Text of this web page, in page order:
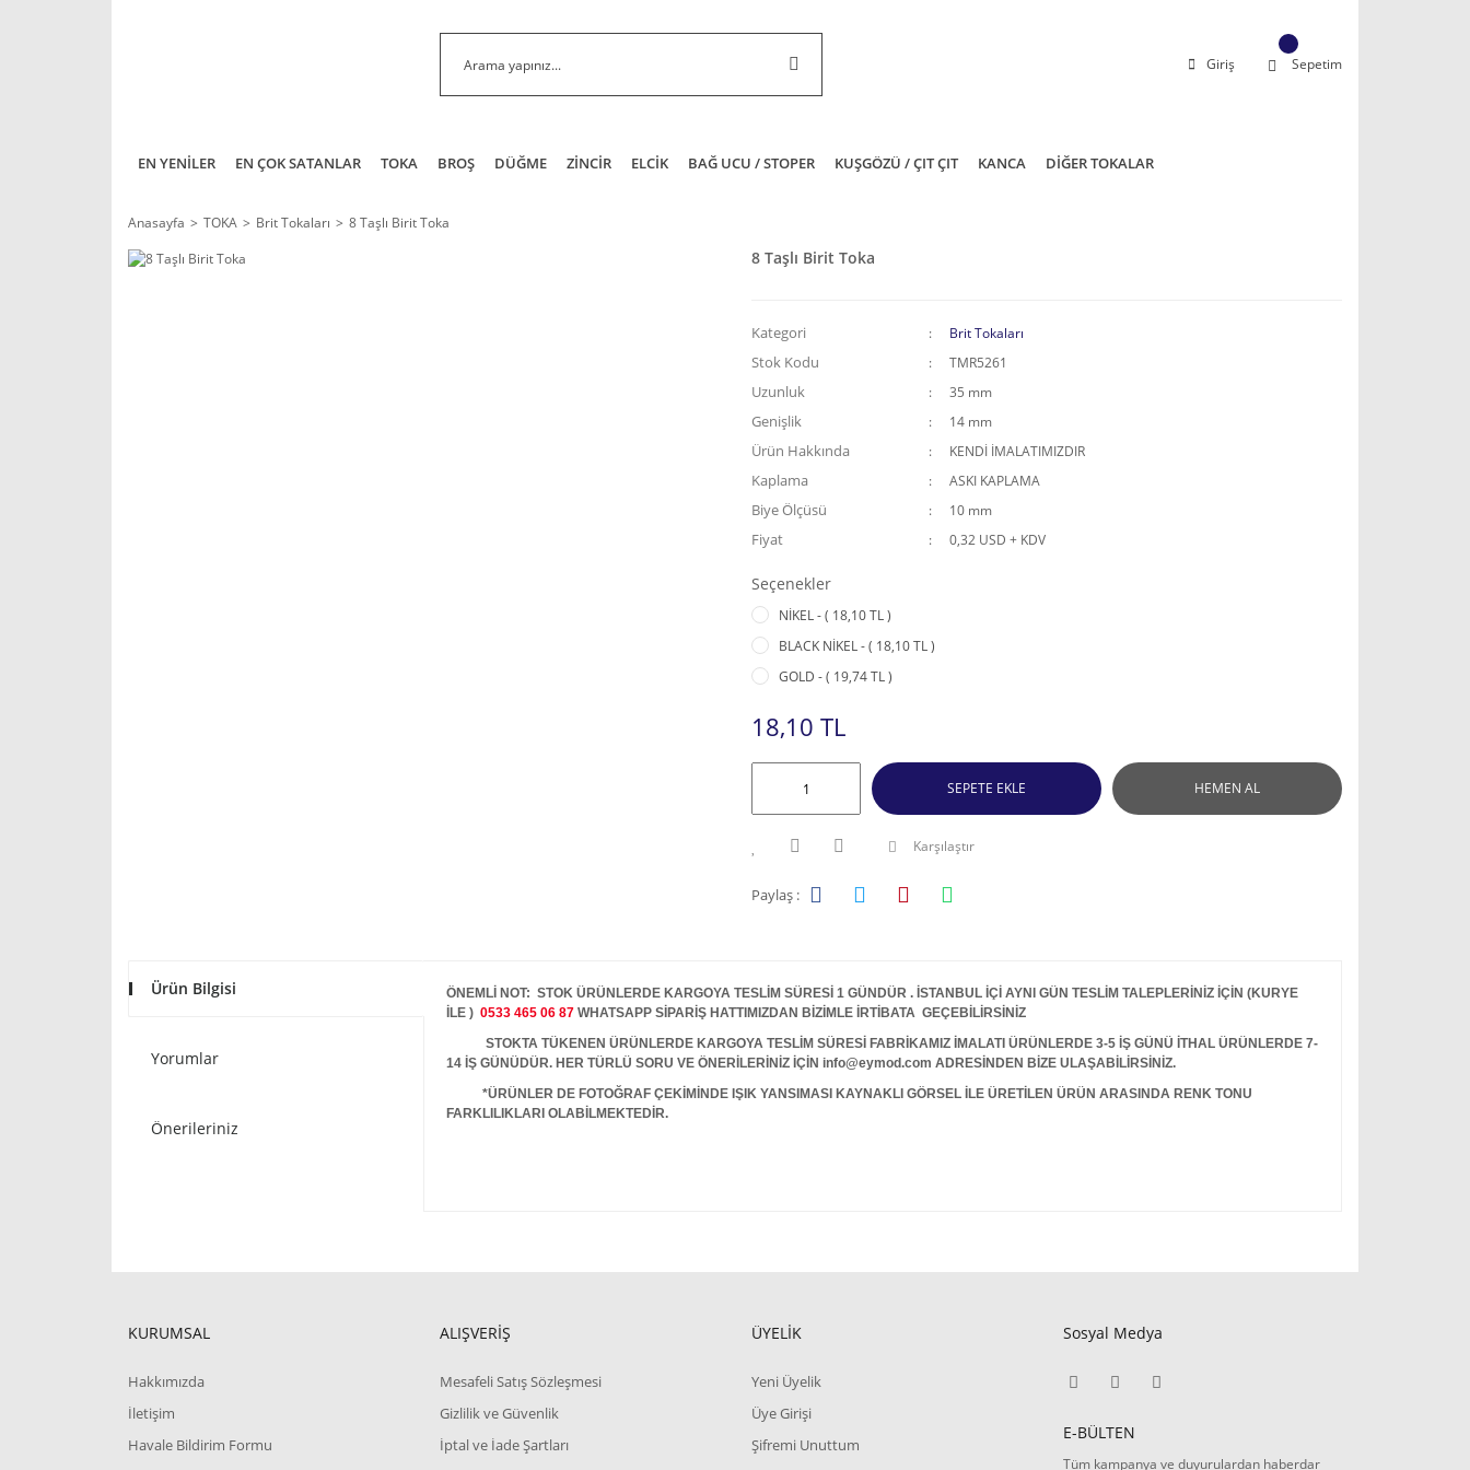
Giriş Sepetim
EN YENİLER EN ÇOK SATANLAR TOKA BROŞ DÜĞME ZİNCİR ELCİK BAĞ UCU / STOPER KUŞGÖZÜ / ÇIT ÇIT KANCA DİĞER TOKALAR
Anasayfa TOKA Brit Tokaları 8 Taşlı Birit Toka
8 Taşlı Birit Toka
Kategori Brit Tokaları
Stok Kodu TMR5261
Uzunluk 35 mm
Genişlik 14 mm
Ürün Hakkında KENDİ İMALATIMIZDIR
Kaplama ASKI KAPLAMA
Biye Ölçüsü 10 mm
Fiyat 0,32 USD + KDV
Seçenekler
NİKEL - ( 18,10 TL )
BLACK NİKEL - ( 18,10 TL )
GOLD - ( 19,74 TL )
18,10 TL
SEPETE EKLE HEMEN AL
Karşılaştır
Paylaş :
Ürün Bilgisi
Yorumlar
Önerileriniz
ÖNEMLİ NOT: STOK ÜRÜNLERDE KARGOYA TESLİM SÜRESİ 1 GÜNDÜR . İSTANBUL İÇİ AYNI GÜN TESLİM TALEPLERİNİZ İÇİN (KURYE
İLE ) 0533 465 06 87 WHATSAPP SİPARİŞ HATTIMIZDAN BİZİMLE İRTİBATA GEÇEBİLİRSİNİZ
STOKTA TÜKENEN ÜRÜNLERDE KARGOYA TESLİM SÜRESİ FABRİKAMIZ İMALATI ÜRÜNLERDE 3-5 İŞ GÜNÜ İTHAL ÜRÜNLERDE 7-
14 İŞ GÜNÜDÜR. HER TÜRLÜ SORU VE ÖNERİLERİNİZ İÇİN info@eymod.com ADRESİNDEN BİZE ULAŞABİLİRSİNİZ.
*ÜRÜNLER DE FOTOĞRAF ÇEKİMİNDE IŞIK YANSIMASI KAYNAKLI GÖRSEL İLE ÜRETİLEN ÜRÜN ARASINDA RENK TONU
FARKLILIKLARI OLABİLMEKTEDİR.
KURUMSAL
Hakkımızda
İletişim
Havale Bildirim Formu
ALIŞVERİŞ
Mesafeli Satış Sözleşmesi
Gizlilik ve Güvenlik
İptal ve İade Şartları
ÜYELİK
Yeni Üyelik
Üye Girişi
Şifremi Unuttum
Sosyal Medya
E-BÜLTEN
Tüm kampanya ve duyurulardan haberdar